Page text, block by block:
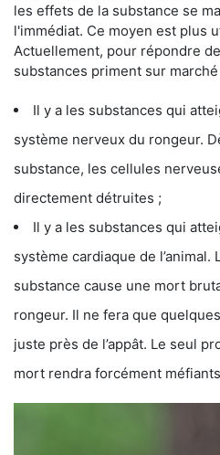
les effets de la substance se
l'immédiat. Ce moyen est plus
Actuellement, pour répondre
substances priment sur marché
Il y a les substances qui
système nerveux du rongeur.
substance, les cellules
directement détruites ;
Il y a les substances qui
système cardiaque de l’animal.
substance cause une mort
rongeur. Il ne fera que
juste près de l’appât. Le seul
mort rendra forcément